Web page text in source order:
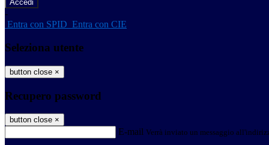
-
Entra con SPID Entra con CIE
Seleziona utente
button close ×
Recupero password
button close ×
E-mail Verrà inviato un messaggio